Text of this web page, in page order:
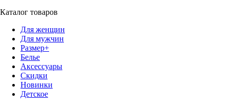
Каталог товаров
Для женщин
Для мужчин
Размер+
Белье
Аксессуары
Скидки
Новинки
Детское